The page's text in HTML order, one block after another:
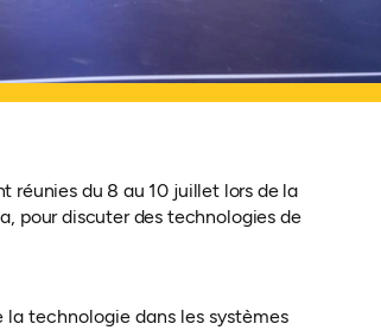
réunies du 8 au 10 juillet lors de la
pour discuter des technologies de
technologie dans les systèmes